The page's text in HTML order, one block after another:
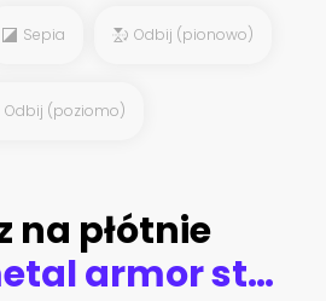
Sepia Odbij (pionowo)
Odbij (poziomo)
na płótnie
hole in metal armor steam punk background